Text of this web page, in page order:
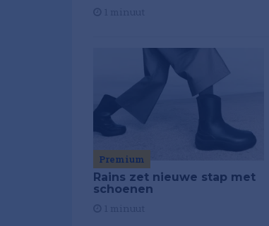
Premium
Rains zet nieuwe stap met
schoenen